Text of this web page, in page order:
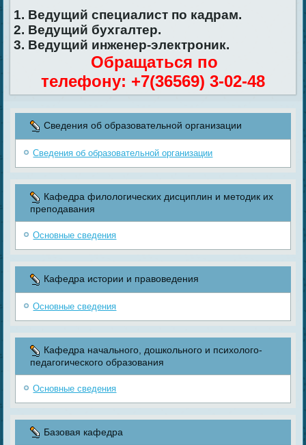
1. Ведущий специалист по кадрам.
2. Ведущий бухгалтер.
3. Ведущий инженер-электроник.
Обращаться по
телефону: +7(36569) 3-02-48
Сведения об образовательной организации
Сведения об образовательной организации
Кафедра филологических дисциплин и методик их
преподавания
Основные сведения
Кафедра истории и правоведения
Основные сведения
Кафедра начального, дошкольного и психолого-
педагогического образования
Основные сведения
Базовая кафедра